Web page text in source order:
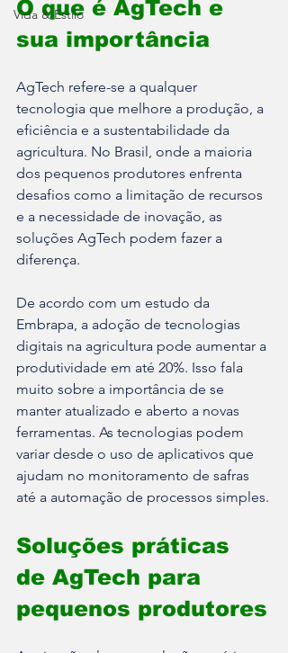
Vida & Estilo
O que é AgTech e
sua importância
AgTech refere-se a qualquer
tecnologia que melhore a produção, a
eficiência e a sustentabilidade da
agricultura. No Brasil, onde a maioria
dos pequenos produtores enfrenta
desafios como a limitação de recursos
e a necessidade de inovação, as
soluções AgTech podem fazer a
diferença.
De acordo com um estudo da
Embrapa, a adoção de tecnologias
digitais na agricultura pode aumentar a
produtividade em até 20%. Isso fala
muito sobre a importância de se
manter atualizado e aberto a novas
ferramentas. As tecnologias podem
variar desde o uso de aplicativos que
ajudam no monitoramento de safras
até a automação de processos simples.
Soluções práticas
de AgTech para
pequenos produtores